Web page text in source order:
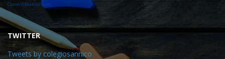
Cprcertification.com
TWITTER
Tweets by colegiosannico